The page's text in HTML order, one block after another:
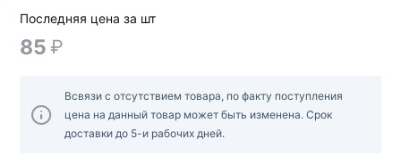
Последняя цена за шт
85 ₽
Всвязи с отсутствием товара, по факту поступления
цена на данный товар может быть изменена. Срок
доставки до 5-и рабочих дней.